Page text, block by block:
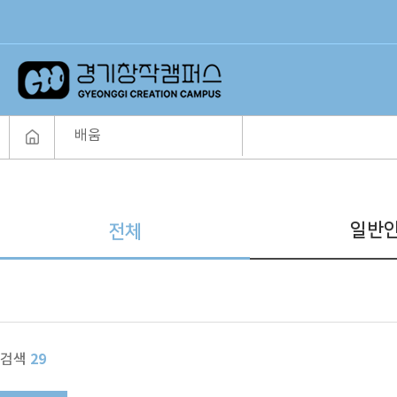
배움
전체 일반
검색 29